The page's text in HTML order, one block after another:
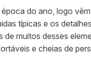
do ano, logo
típicas e os
de muitos desses
e cheias de